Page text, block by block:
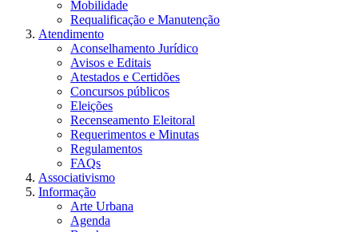
Mobilidade
Requalificação e Manutenção
Atendimento
Aconselhamento Jurídico
Avisos e Editais
Atestados e Certidões
Concursos públicos
Eleições
Recenseamento Eleitoral
Requerimentos e Minutas
Regulamentos
FAQs
Associativismo
Informação
Arte Urbana
Agenda